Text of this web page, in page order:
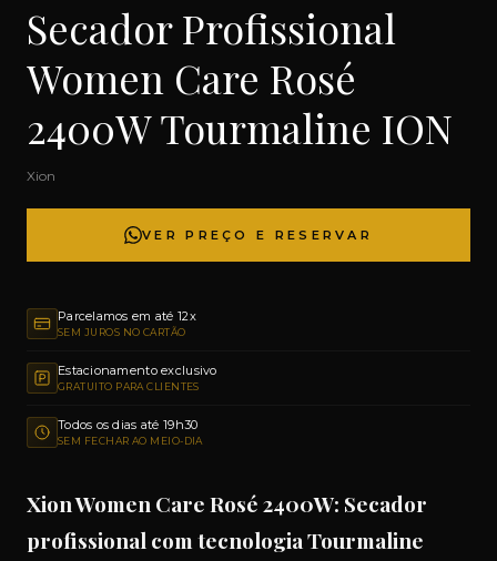
Secador Profissional
Women Care Rosé
2400W Tourmaline ION
Xion
VER PREÇO E RESERVAR
Parcelamos em até 12x
SEM JUROS NO CARTÃO
Estacionamento exclusivo
GRATUITO PARA CLIENTES
Todos os dias até 19h30
SEM FECHAR AO MEIO-DIA
Xion Women Care Rosé 2400W: Secador
profissional com tecnologia Tourmaline